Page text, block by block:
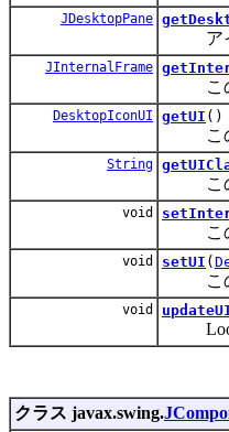
JDesktopPane
アイ
JInternalFrame
こ
DesktopIconUI getUI ()
この
String
この
void
こ
void setUI (
この
void
Look
クラス javax.swing.